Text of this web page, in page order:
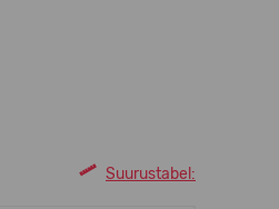
Suurustabel: